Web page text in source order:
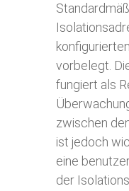
vorbelegt.
fungiert als
zwischen
ist jedoch
eine
der